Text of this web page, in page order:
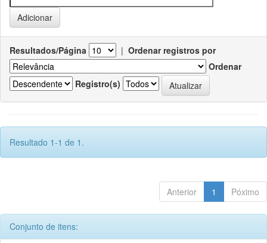
Resultados/Página | Ordenar registros por
Ordenar
Registro(s)
Resultado 1-1 de 1.
Anterior 1 Póximo
Conjunto de itens: